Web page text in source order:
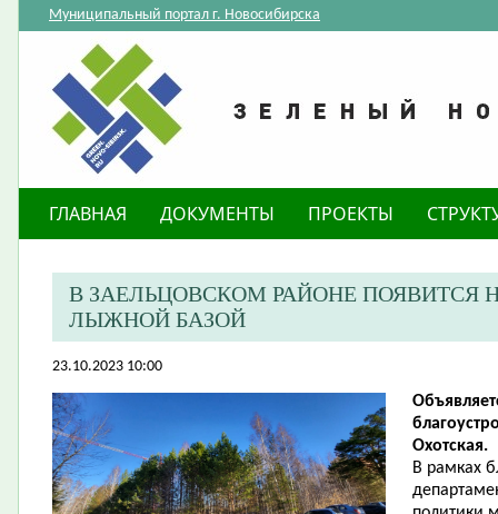
Муниципальный портал г. Новосибирска
ГЛАВНАЯ ДОКУМЕНТЫ ПРОЕКТЫ
В ЗАЕЛЬЦОВСКОМ РАЙОНЕ ПОЯВИТСЯ
ЛЫЖНОЙ БАЗОЙ
23.10.2023 10:00
Охотская.
В рамках